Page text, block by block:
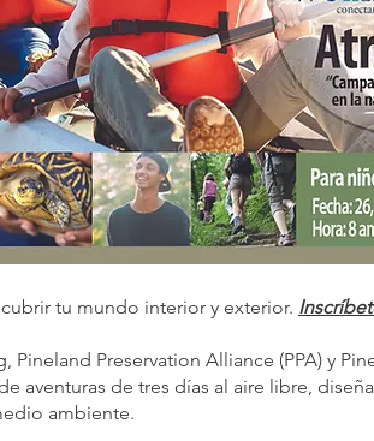
tu mundo interior y exterior.
Pineland Preservation Alliance (PPA) y
aventuras de tres días al aire libre,
ambiente.